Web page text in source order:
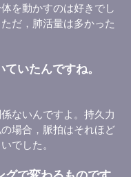
を動かすのは好きでし
だ，肺活量は多かった
いたんですね。
ないんですよ。持久力
場合，脈拍はそれほど
でした。